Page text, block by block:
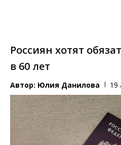
Россиян хотят
в 60 лет
Автор: Юлия Данилова 19